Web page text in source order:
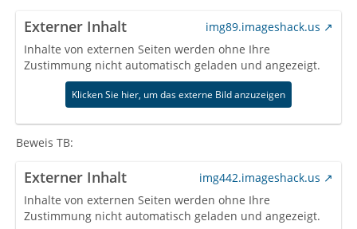
Externer Inhalt
img89.imageshack.us
Inhalte von externen Seiten werden ohne Ihre
Zustimmung nicht automatisch geladen und angezeigt.
Klicken Sie hier, um das externe Bild anzuzeigen
Beweis TB:
Externer Inhalt
img442.imageshack.us
Inhalte von externen Seiten werden ohne Ihre
Zustimmung nicht automatisch geladen und angezeigt.